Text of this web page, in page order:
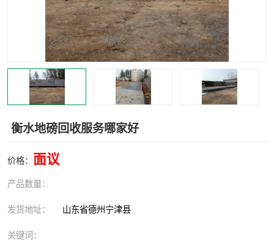
衡水地磅回收服务哪家好
价格： 面议
产品数量：
发货地址： 山东省德州宁津县
关键词：
冷却塔 食品螺旋塔
撕碎机 木材撕碎机
塑料撕碎机 金属撕碎机